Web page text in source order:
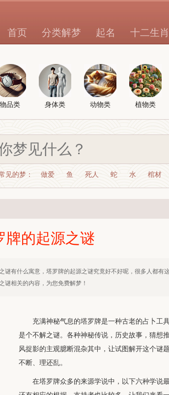
首页 分类解梦 起名 十二生肖
物品类 身体类 动物类 植物类
见的梦： 做爱 鱼 死人 蛇 水 棺材
牌的起源之谜
谜有什么寓意，塔罗牌的起源之谜究竟好不好呢，很多人都有
谜相关的内容，为您免费解梦！
充满神秘气息的塔罗牌是一种古老的占卜工
是个不解之谜。各种神秘传说，历史故事，猜想
风捉影的主观臆断混杂其中，让试图解开这个谜
不断、理还乱。
在塔罗牌众多的来源学说中，以下六种学说